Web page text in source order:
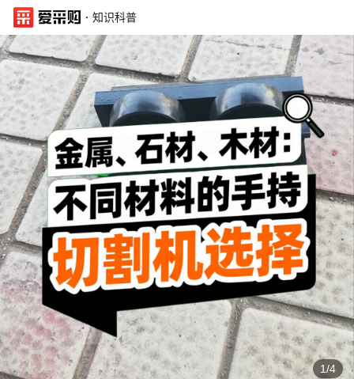
· 知识科普
1/4